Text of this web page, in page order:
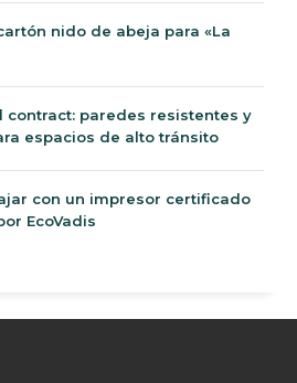
nido de abeja para «La
contract: paredes resistentes y
espacios de alto tránsito
con un impresor certificado
EcoVadis